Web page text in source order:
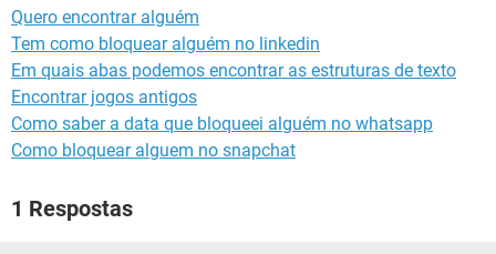
Quero encontrar alguém
Tem como bloquear alguém no linkedin
Em quais abas podemos encontrar as estruturas de texto
Encontrar jogos antigos
Como saber a data que bloqueei alguém no whatsapp
Como bloquear alguem no snapchat
1 Respostas